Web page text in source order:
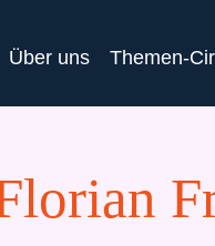
Über uns Themen-